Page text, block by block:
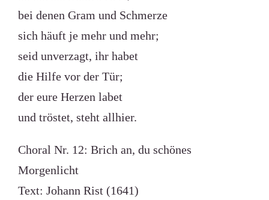
bei denen Gram und Schmerze
sich häuft je mehr und mehr;
seid unverzagt, ihr habet
die Hilfe vor der Tür;
der eure Herzen labet
und tröstet, steht allhier.
Choral Nr. 12: Brich an, du schönes
Morgenlicht
Text: Johann Rist (1641)